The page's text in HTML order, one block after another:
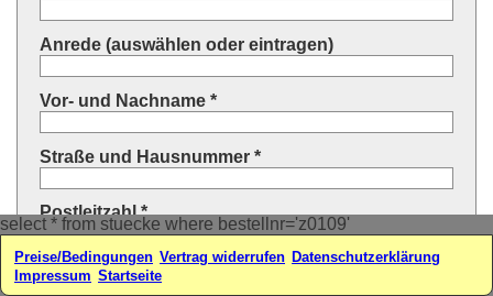
select * from stuecke where bestellnr='z0109'
Anrede (auswählen oder eintragen)
Vor- und Nachname *
Straße und Hausnummer *
Postleitzahl *
Ort *
Preise/Bedingungen Vertrag widerrufen Datenschutzerklärung
Impressum Startseite